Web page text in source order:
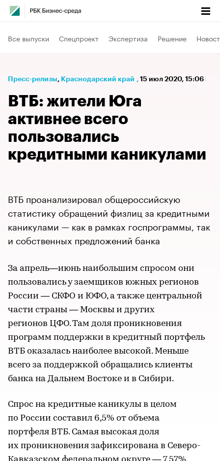
Все выпуски Спецпроект Экспертиза Решение
Пресс-релизы⁠, Краснодарский край , 15 июл 2020, 15:06
ВТБ: жители Юга
активнее всего
пользовались
кредитными каникулами
ВТБ проанализировал общероссийскую
статистику обращений физлиц за кредитными
каникулами — как в рамках госпрограммы, так
и собственных предложений банка
За апрель—июнь наибольшим спросом они
пользовались у заемщиков южных регионов
России — СКФО и ЮФО, а также центральной
части страны — Москвы и других
регионов ЦФО. Там доля проникновения
программ поддержки в кредитный портфель
ВТБ оказалась наиболее высокой. Меньше
всего за поддержкой обращались клиенты
банка на Дальнем Востоке и в Сибири.
Спрос на кредитные каникулы в целом
по России составил 6,5% от объема
портфеля ВТБ. Самая высокая доля
их проникновения зафиксирована в Северо-